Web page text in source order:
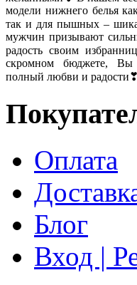
модели нижнего белья
так и для пышных –
мужчин призывают
радость своим
скромном бюджете, Вы
полный любви и радости❣
Оплата
Блог
Вход |